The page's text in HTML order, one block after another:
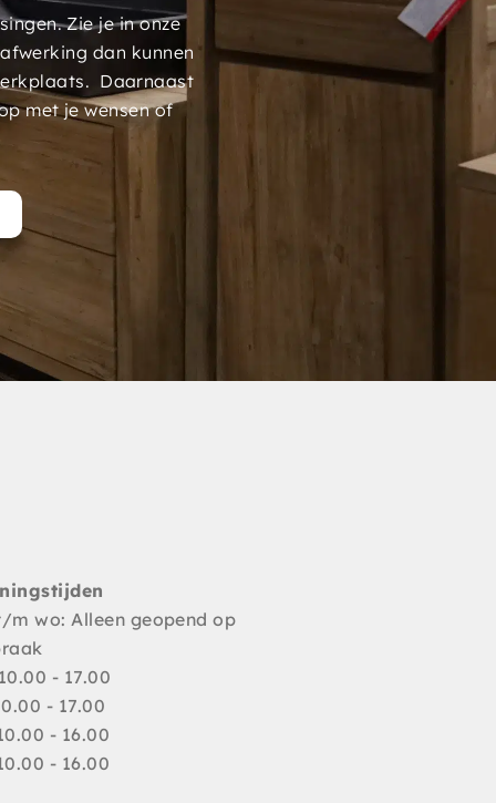
Zie je in onze
dan kunnen
Daarnaast
met je wensen of
m wo: Alleen geopend op
- 17.00
- 17.00
- 16.00
- 16.00